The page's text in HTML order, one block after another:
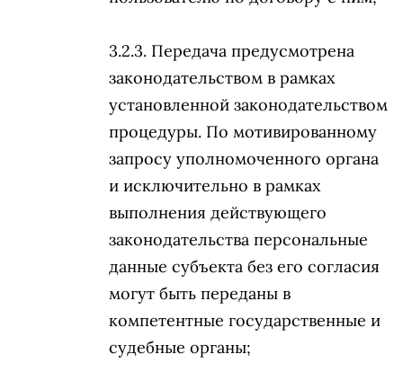
Передача предусмотрена
законодательством в рамках
установленной законодательством
процедуры. По мотивированному
запросу уполномоченного органа
и исключительно в рамках
выполнения действующего
законодательства персональные
данные субъекта без его согласия
могут быть переданы в
компетентные государственные и
судебные органы;